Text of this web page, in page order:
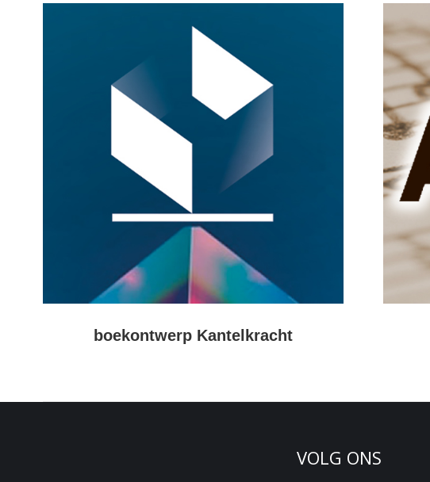
boekontwerp Kantelkracht
VOLG ONS